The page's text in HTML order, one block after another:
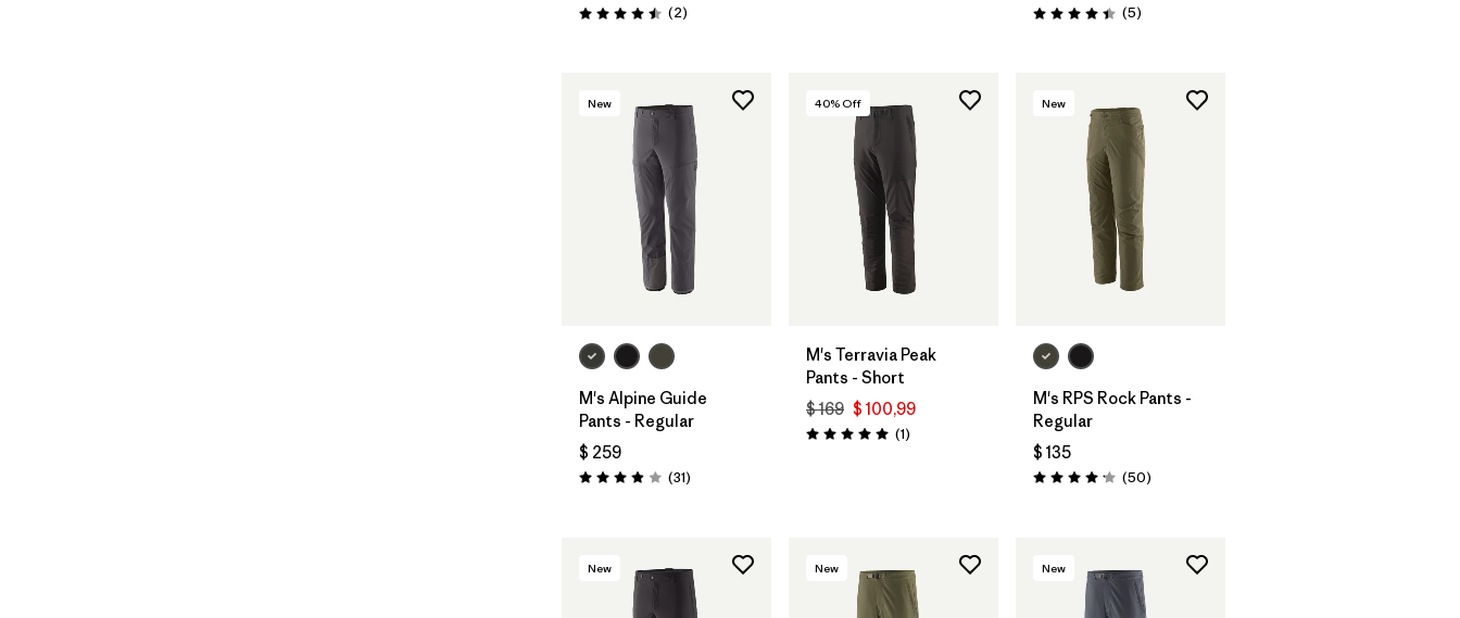
Valoración: 4.5 / 5
(2Comentarios
) Valoración: 4.4 / 5
(5Comentarios
)
New
M's Alpine Guide
Pants - Regular
$ 259
Valoración: 3.9 / 5
(31Comentarios
)
40% Off
M's Terravia Peak
Pants - Short
$ 169 $ 100,99
Valoración: 5.0 / 5
(1Comentarios
)
New
M's RPS Rock Pants -
Regular
$ 135
Valoración: 4.2 / 5
(50Comentarios
)
New New New